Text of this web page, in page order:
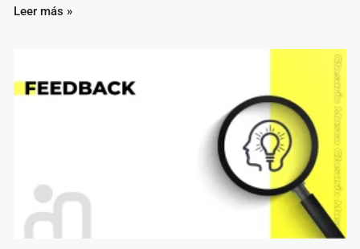
Leer más »